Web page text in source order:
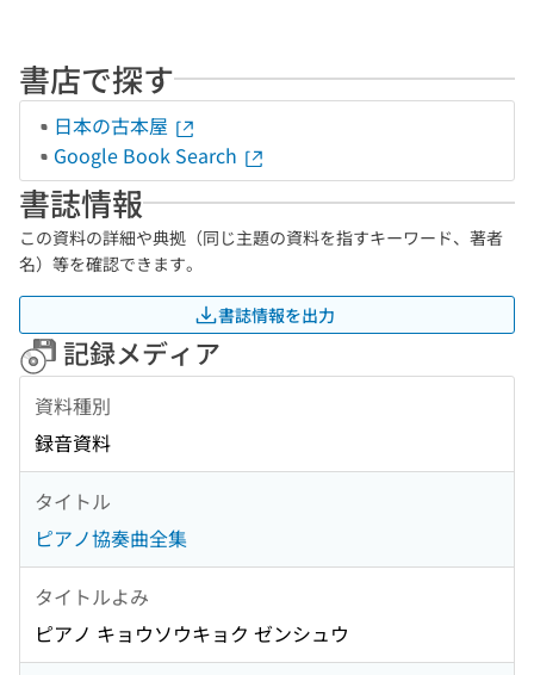
書店で探す
日本の古本屋
Google Book Search
書誌情報
この資料の詳細や典拠（同じ主題の資料を指すキーワード、著者
名）等を確認できます。
書誌情報を出力
記録メディア
資料種別
録音資料
タイトル
ピアノ協奏曲全集
タイトルよみ
ピアノ キョウソウキョク ゼンシュウ